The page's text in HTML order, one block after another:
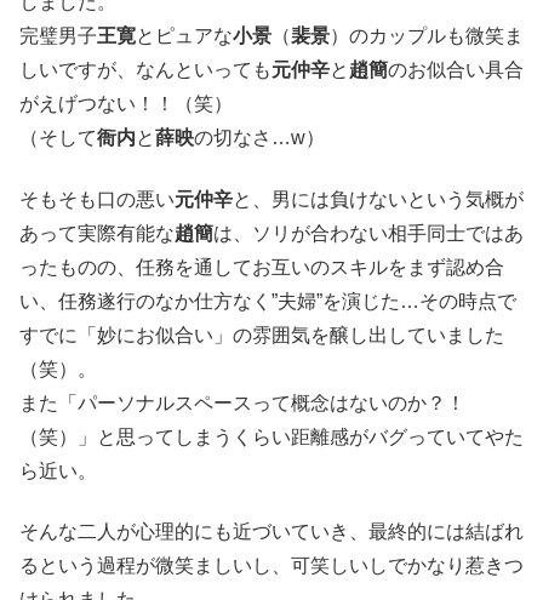
完璧男子王寛とピュアな小景 （裴景）のカップルも微笑ま
しいですが、なんといっても元仲辛と 趙簡のお似合い具合
がえげつない！！（笑）
（そして衙内と薛映の切なさ…w）
そもそも口の悪い元仲辛と、男には負けないという気概が
あって実際有能な趙簡は、ソリが合わない相手同士ではあ
ったものの、任務を通してお互いのスキルをまず認め合
い、任務遂行のなか仕方なく”夫婦”を演じた…その時点で
すでに「妙にお似合い」の雰囲気を醸し出していました
（笑）。
また「パーソナルスペースって概念はないのか？！
（笑）」と思ってしまうくらい距離感がバグっていてやた
ら近い。
そんな二人が心理的にも近づいていき、最終的には結ばれ
るという過程が微笑ましいし、可笑しいしでかなり惹きつ